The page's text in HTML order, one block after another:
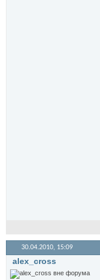
30.04.2010, 15:09
alex_cross